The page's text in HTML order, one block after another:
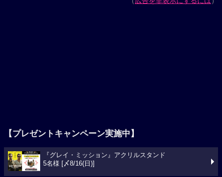
【プレゼントキャンペーン実施中】
『グレイ・ミッション』アクリルスタンド
5名様 [〆8/16(日)]